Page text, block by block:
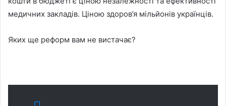
медичних закладів. Ціною здоров’я мільйонів українців.
Яких ще реформ вам не вистачає?